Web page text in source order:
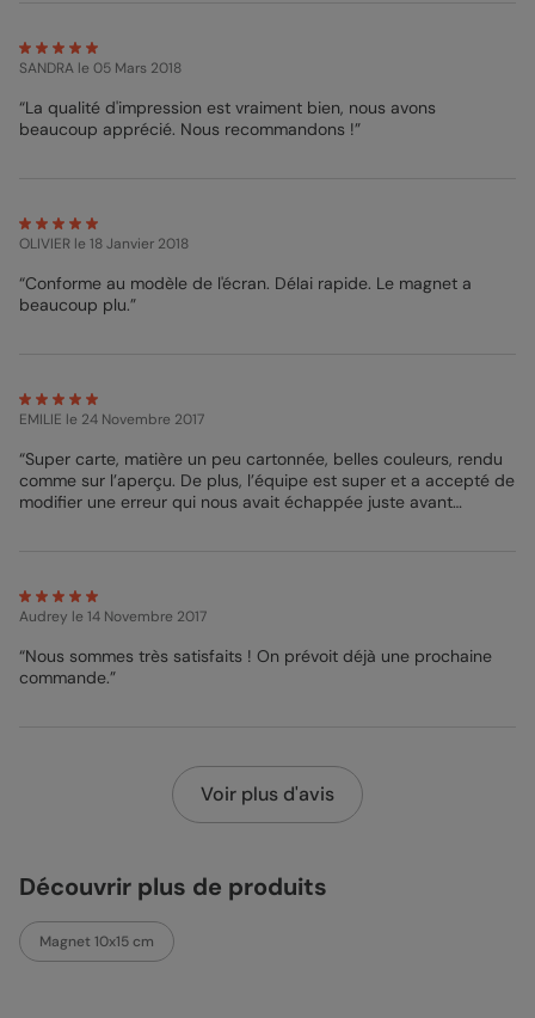
SANDRA le 05 Mars 2018
“La qualité d'impression est vraiment bien, nous avons
beaucoup apprécié. Nous recommandons !”
OLIVIER le 18 Janvier 2018
“Conforme au modèle de l'écran. Délai rapide. Le magnet a
beaucoup plu.”
EMILIE le 24 Novembre 2017
“Super carte, matière un peu cartonnée, belles couleurs, rendu
comme sur l’aperçu. De plus, l’équipe est super et a accepté de
modifier une erreur qui nous avait échappée juste avant
Audrey le 14 Novembre 2017
“Nous sommes très satisfaits ! On prévoit déjà une prochaine
commande.”
Voir plus d'avis
Découvrir plus de produits
Magnet 10x15 cm